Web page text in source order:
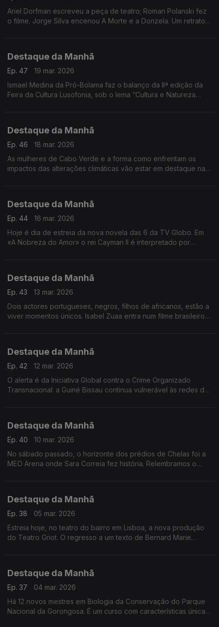
Ariel Dorfman escreveu a peça de teatro; Roman Polanski fez
o filme. Jorge Silva encenou A Morte e a Donzela. Um retrato
Destaque da Manhã
Ep. 47
19 mar. 2026
Ismael Medina da Pró-Bolama faz o balanço da IIª edição da
Feira da Cultura Lusofonia, sob o lema “Cultura e Natureza
Destaque da Manhã
Ep. 46
18 mar. 2026
As mulheres de Cabo Verde e a forma como enfrentam os
impactos das alterações climáticas vão estar em destaque na
Destaque da Manhã
Ep. 44
16 mar. 2026
Hoje é dia de estreia da nova novela das 6 da TV Globo. Em
«A Nobreza do Amor» o rei Cayman II é interpretado por
Destaque da Manhã
Ep. 43
13 mar. 2026
Dois actores portugueses, negros, filhos de africanos, estão a
viver momentos únicos. Isabel Zuaa entra num filme brasileiro
Destaque da Manhã
Ep. 42
12 mar. 2026
O alerta é da Iniciativa Global contra o Crime Organizado
Transnacional: a Guiné Bissau continua vulnerável às redes de
Destaque da Manhã
Ep. 40
10 mar. 2026
No sábado passado, o horizonte dos prédios de Chelas foi a
MEO Arena onde Sara Correia fez história. Relembramos o
Destaque da Manhã
Ep. 38
05 mar. 2026
Estreia hoje, no teatro do bairro em Lisboa, a nova produção
do Teatro Griot. O regresso a um texto de Bernard Marie
Destaque da Manhã
Ep. 37
04 mar. 2026
Há 12 novos mestres em Biologia da Conservação do Parque
Nacional da Gorongosa. É um curso com características únicas